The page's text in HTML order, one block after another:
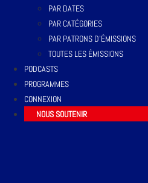
PAR DATES
PAR CATÉGORIES
PAR PATRONS D’ÉMISSIONS
TOUTES LES ÉMISSIONS
PODCASTS
PROGRAMMES
CONNEXION
NOUS SOUTENIR